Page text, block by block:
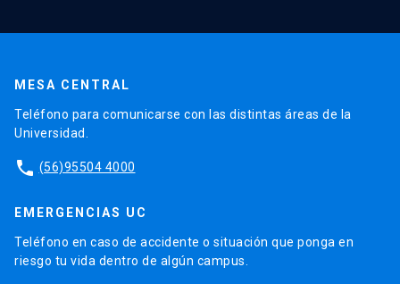
MESA CENTRAL
Teléfono para comunicarse con las distintas áreas de la
Universidad.
phone (56)95504 4000
EMERGENCIAS UC
Teléfono en caso de accidente o situación que ponga en
riesgo tu vida dentro de algún campus.